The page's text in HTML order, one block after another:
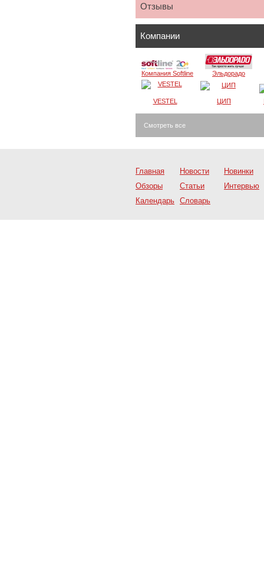
Отзывы
Компании
Компания Softline Эльдорадо
VESTEL ЦИП
Смотреть все
Главная Новости
Новинки
Обзоры
Статьи
Интервью
Календарь Словарь